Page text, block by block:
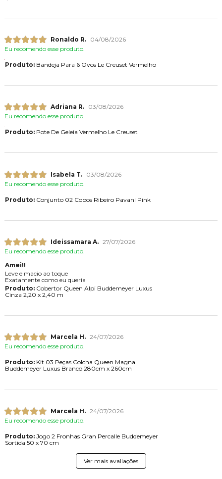
Ronaldo R.
04/08/2026
Eu recomendo esse produto.
Produto:Bandeja Para 6 Ovos Le Creuset Vermelho
Adriana R.
03/08/2026
Eu recomendo esse produto.
Produto:Pote De Geleia Vermelho Le Creuset
Isabela T.
03/08/2026
Eu recomendo esse produto.
Produto:Conjunto 02 Copos Ribeiro Pavani Pink
Ideissamara A. 27/07/2026
Eu recomendo esse produto.
Amei!!
Leve e macio ao toque
Exatamente como eu queria
Produto:Cobertor Queen Alpi Buddemeyer Luxus
Cinza 2,20 x 2,40 m
Marcela H. 24/07/2026
Eu recomendo esse produto.
Produto:Kit 03 Peças Colcha Queen Magna
Buddemeyer Luxus Branco 280cm x 260cm
Marcela H. 24/07/2026
Eu recomendo esse produto.
Produto:Jogo 2 Fronhas Gran Percalle Buddemeyer
Sortida 50 x 70 cm
Ver mais avaliações